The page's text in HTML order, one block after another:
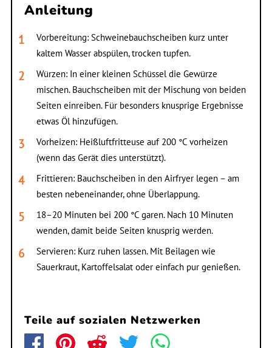
Anleitung
Vorbereitung: Schweinebauchscheiben kurz unter
kaltem Wasser abspülen, trocken tupfen.
Würzen: In einer kleinen Schüssel die Gewürze
mischen. Bauchscheiben mit der Mischung von beiden
Seiten einreiben. Für besonders knusprige Ergebnisse
etwas Öl hinzufügen.
Vorheizen: Heißluftfritteuse auf 200 °C vorheizen
(wenn das Gerät dies unterstützt).
Frittieren: Bauchscheiben in den Airfryer legen – am
besten nebeneinander, ohne Überlappung.
18–20 Minuten bei 200 °C garen. Nach 10 Minuten
wenden, damit beide Seiten knusprig werden.
Servieren: Kurz ruhen lassen. Mit Beilagen wie
Sauerkraut, Kartoffelsalat oder einfach pur genießen.
Teile auf sozialen Netzwerken